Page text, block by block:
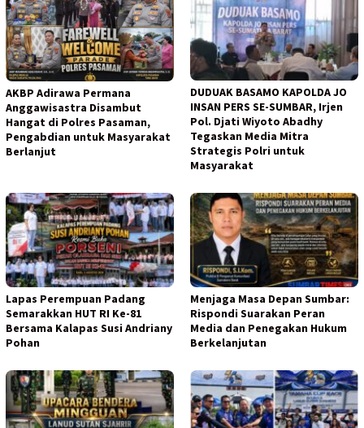
AKBP Adirawa Permana
Anggawisastra Disambut
Hangat di Polres Pasaman,
Pengabdian untuk Masyarakat
Berlanjut
DUDUAK BASAMO KAPOLDA JO
INSAN PERS SE-SUMBAR, Irjen
Pol. Djati Wiyoto Abadhy
Tegaskan Media Mitra
Strategis Polri untuk
Masyarakat
Lapas Perempuan Padang
Semarakkan HUT RI Ke-81
Bersama Kalapas Susi Andriany
Pohan
Menjaga Masa Depan Sumbar:
Rispondi Suarakan Peran
Media dan Penegakan Hukum
Berkelanjutan